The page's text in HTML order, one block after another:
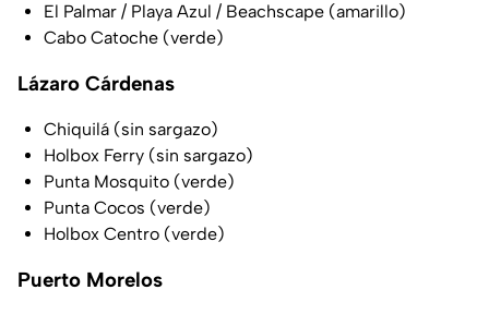
El Palmar / Playa Azul / Beachscape (amarillo)
Cabo Catoche (verde)
Lázaro Cárdenas
Chiquilá (sin sargazo)
Holbox Ferry (sin sargazo)
Punta Mosquito (verde)
Punta Cocos (verde)
Holbox Centro (verde)
Puerto Morelos